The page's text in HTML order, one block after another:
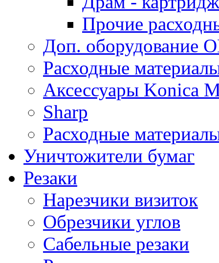
Прочие
Доп. оборудование
Расходные
Аксессуары Konica
Sharp
Расходные
Уничтожители бумаг
Резаки
Нарезчики визиток
Обрезчики углов
Сабельные резаки